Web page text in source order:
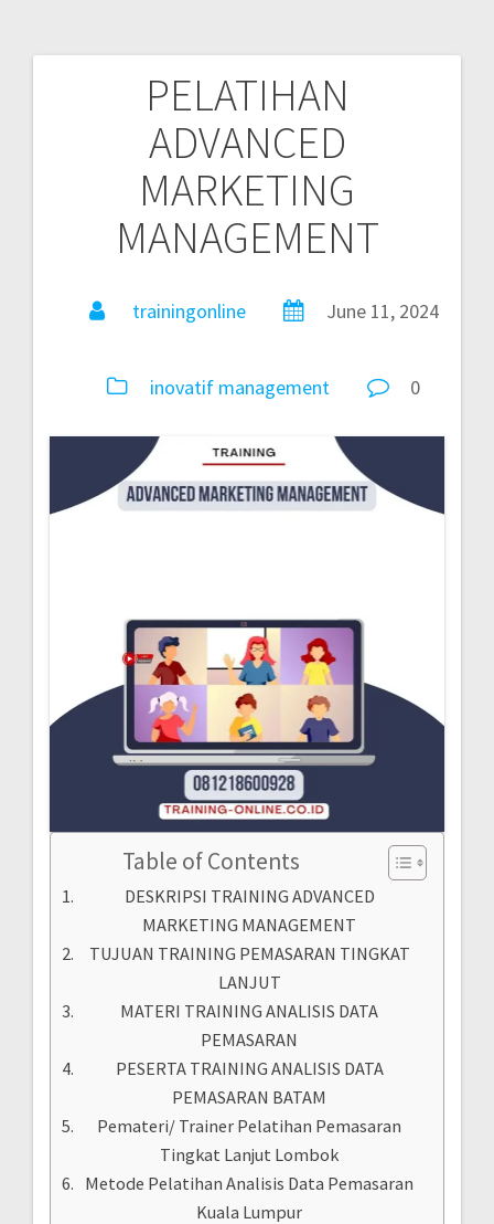
PELATIHAN
ADVANCED
MARKETING
MANAGEMENT
trainingonline June 11, 2024
inovatif management 0
Table of Contents
DESKRIPSI TRAINING ADVANCED
MARKETING MANAGEMENT
TUJUAN TRAINING PEMASARAN TINGKAT
LANJUT
MATERI TRAINING ANALISIS DATA
PEMASARAN
PESERTA TRAINING ANALISIS DATA
PEMASARAN BATAM
Pemateri/ Trainer Pelatihan Pemasaran
Tingkat Lanjut Lombok
Metode Pelatihan Analisis Data Pemasaran
Kuala Lumpur